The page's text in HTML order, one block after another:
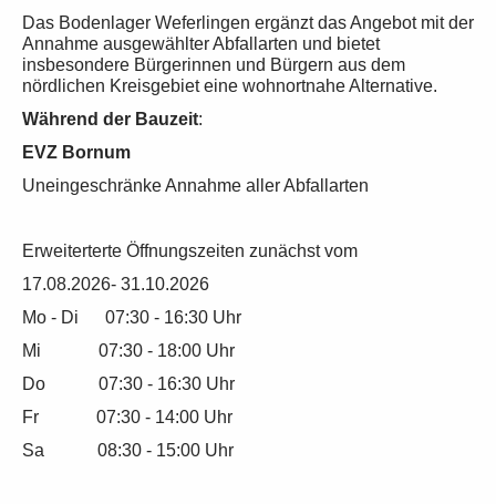
Das Bodenlager Weferlingen ergänzt das Angebot mit der
Annahme ausgewählter Abfallarten und bietet
insbesondere Bürgerinnen und Bürgern aus dem
nördlichen Kreisgebiet eine wohnortnahe Alternative.
Während der Bauzeit:
EVZ Bornum
Uneingeschränke Annahme aller Abfallarten
Erweiterterte Öffnungszeiten zunächst vom
17.08.2026- 31.10.2026
Mo - Di 07:30 - 16:30 Uhr
Mi 07:30 - 18:00 Uhr
Do 07:30 - 16:30 Uhr
Fr 07:30 - 14:00 Uhr
Sa 08:30 - 15:00 Uhr